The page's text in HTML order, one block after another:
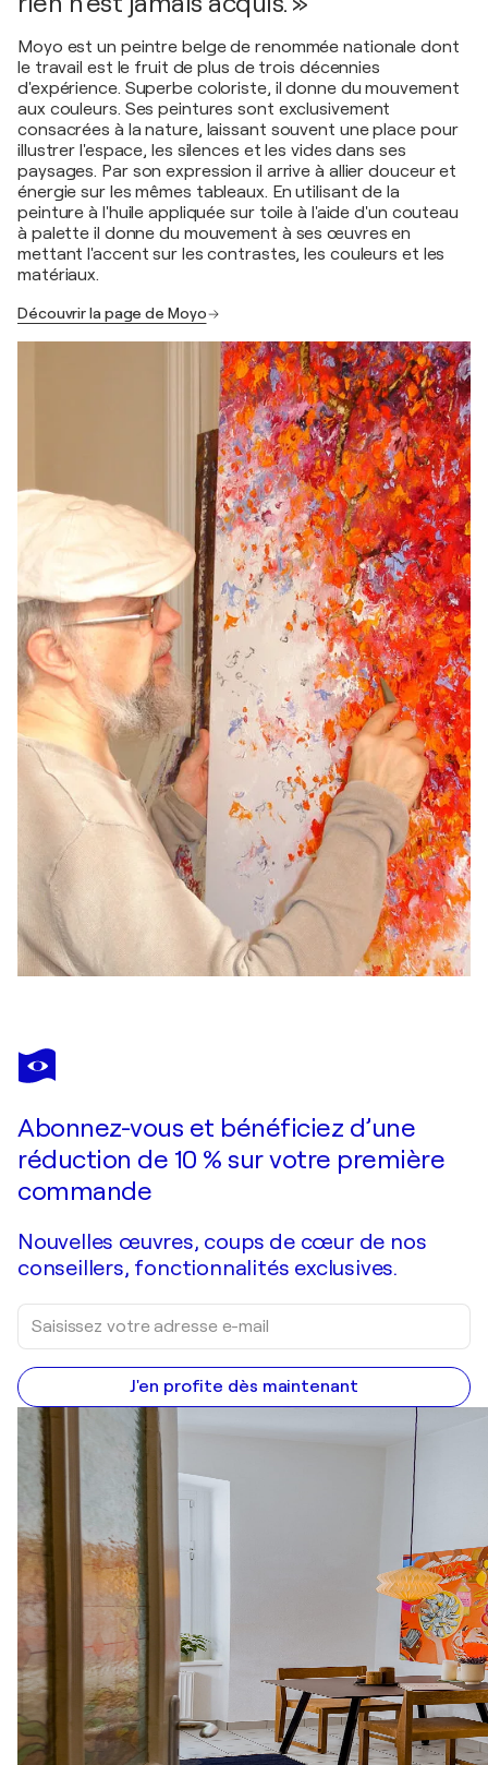
Moyo est un peintre belge de renommée nationale dont
le travail est le fruit de plus de trois décennies
d'expérience. Superbe coloriste, il donne du mouvement
aux couleurs. Ses peintures sont exclusivement
consacrées à la nature, laissant souvent une place pour
illustrer l'espace, les silences et les vides dans ses
paysages. Par son expression il arrive à allier douceur et
énergie sur les mêmes tableaux. En utilisant de la
peinture à l'huile appliquée sur toile à l'aide d'un couteau
à palette il donne du mouvement à ses œuvres en
mettant l'accent sur les contrastes, les couleurs et les
matériaux.
Découvrir la page de Moyo
Abonnez-vous et bénéficiez d’une
réduction de 10 % sur votre première
commande
Nouvelles œuvres, coups de cœur de nos
conseillers, fonctionnalités exclusives.
J'en profite dès maintenant